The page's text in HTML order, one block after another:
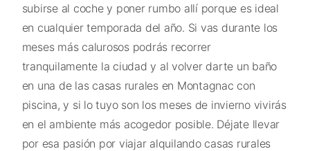
subirse al coche y poner rumbo allí porque es ideal
en cualquier temporada del año. Si vas durante los
meses más calurosos podrás recorrer
tranquilamente la ciudad y al volver darte un baño
en una de las casas rurales en Montagnac con
piscina, y si lo tuyo son los meses de invierno vivirás
en el ambiente más acogedor posible. Déjate llevar
por esa pasión por viajar alquilando casas rurales